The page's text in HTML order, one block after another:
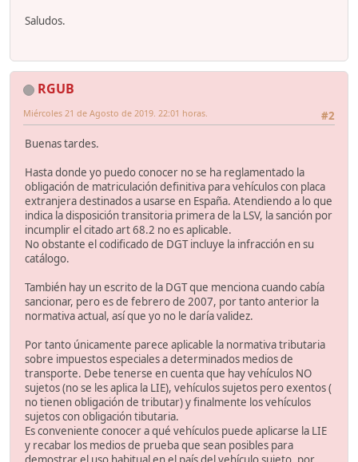
Saludos.
RGUB
#2
Miércoles 21 de Agosto de 2019. 22:01 horas.
Buenas tardes.
Hasta donde yo puedo conocer no se ha reglamentado la
obligación de matriculación definitiva para vehículos con placa
extranjera destinados a usarse en España. Atendiendo a lo que
indica la disposición transitoria primera de la LSV, la sanción por
incumplir el citado art 68.2 no es aplicable.
No obstante el codificado de DGT incluye la infracción en su
catálogo.
También hay un escrito de la DGT que menciona cuando cabía
sancionar, pero es de febrero de 2007, por tanto anterior la
normativa actual, así que yo no le daría validez.
Por tanto únicamente parece aplicable la normativa tributaria
sobre impuestos especiales a determinados medios de
transporte. Debe tenerse en cuenta que hay vehículos NO
sujetos (no se les aplica la LIE), vehículos sujetos pero exentos (
no tienen obligación de tributar) y finalmente los vehículos
sujetos con obligación tibutaria.
Es conveniente conocer a qué vehículos puede aplicarse la LIE
y recabar los medios de prueba que sean posibles para